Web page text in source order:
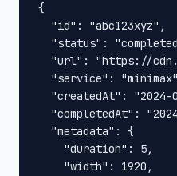
{
  "id": "abc123xyz",
"status":
"url": "https://
"service":
"createdAt": "2024-
"completedAt":
  "metadata": {
    "duration": 5,
    "width": 1920,